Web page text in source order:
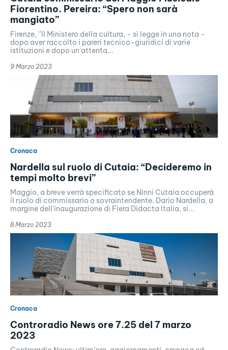
Fiorentino. Pereira: “Spero non sarà
mangiato”
Firenze, ''Il Ministero della cultura, - si legge in una nota -
dopo aver raccolto i pareri tecnico-giuridici di varie
istituzioni e dopo un'attenta...
9 Marzo 2023
Cronaca
Nardella sul ruolo di Cutaia: “Decideremo in
tempi molto brevi”
Maggio, a breve verrà specificato se Ninni Cutaia occuperà
il ruolo di commissario o sovraintendente. Dario Nardella, a
margine dell'inaugurazione di Fiera Didacta Italia, si...
8 Marzo 2023
Cronaca
Controradio News ore 7.25 del 7 marzo
2023